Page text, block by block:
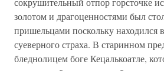
золотом и драгоценностями был
пришельцами поскольку находился
суеверного страха. В старинном
бледнолицем боге Кецалькоатле,